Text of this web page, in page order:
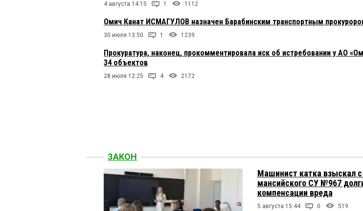
4 августа 14:15 1 1112
Омич Канат ИСМАГУЛОВ назначен Барабинским транспортным
30 июля 13:50 1 1239
Прокуратура, наконец, прокомментировала иск об истребовании у АО
34 объектов
28 июля 12:25 4 2172
ЗАКОН
Машинист катка взыскал
мансийского СУ №967
компенсации вреда
5 августа 15:44 0 519